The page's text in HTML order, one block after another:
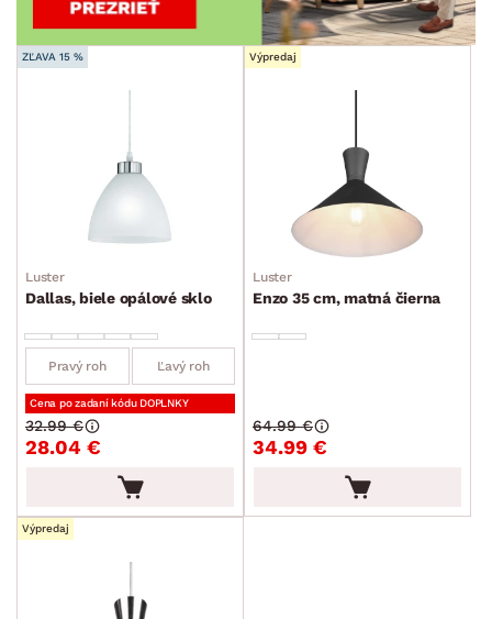
ZĽAVA 15 %
Luster
Dallas, biele opálové sklo
Pravý roh Ľavý roh
Cena po zadaní kódu DOPLNKY
28.04 €
32.99 €
Výpredaj
Luster
Enzo 35 cm, matná čierna
34.99 €
64.99 €
Výpredaj